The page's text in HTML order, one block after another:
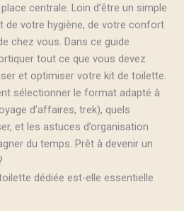
centrale. Loin d’être un simple
de votre hygiène, de votre confort
chez vous. Dans ce guide
tout ce que vous devez
et optimiser votre kit de toilette.
sélectionner le format adapté à
d’affaires, trek), quels
et les astuces d’organisation
du temps. Prêt à devenir un
dédiée est-elle essentielle